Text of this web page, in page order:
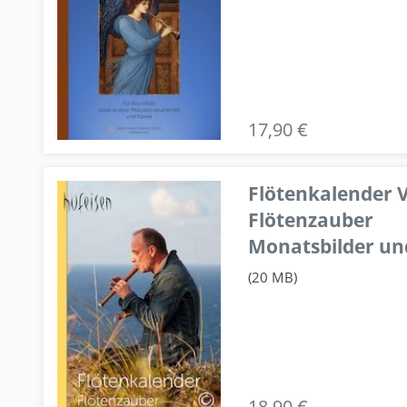
17,90 €
Flötenkalender
Flötenzauber
Monatsbilder
(20 MB)